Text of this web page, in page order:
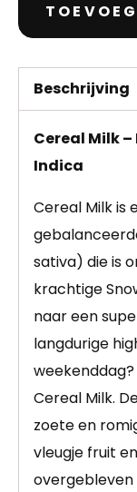
Beschrijving
Cereal Milk –
Indica
Cereal Milk is
sativa) die is
krachtige
naar een
langdurige
Cereal Milk.
zoete en
vleugje fruit